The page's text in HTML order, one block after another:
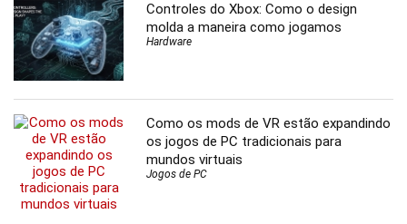
Controles do Xbox: Como o design
molda a maneira como jogamos
Hardware
Como os mods de VR estão expandindo
os jogos de PC tradicionais para
mundos virtuais
Jogos de PC